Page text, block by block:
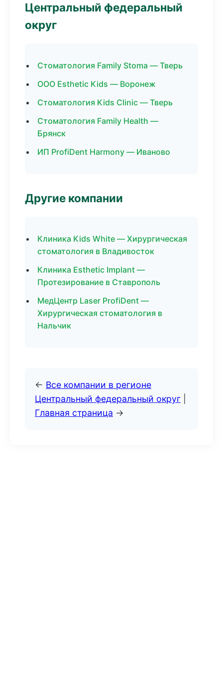
Центральный федеральный
округ
Стоматология Family Stoma — Тверь
ООО Esthetic Kids — Воронеж
Стоматология Kids Clinic — Тверь
Стоматология Family Health —
Брянск
ИП ProfiDent Harmony — Иваново
Другие компании
Клиника Kids White — Хирургическая
стоматология в Владивосток
Клиника Esthetic Implant —
Протезирование в Ставрополь
МедЦентр Laser ProfiDent —
Хирургическая стоматология в
Нальчик
← Все компании в регионе
Центральный федеральный округ
Главная страница →